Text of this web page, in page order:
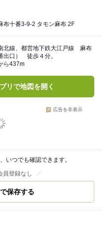
布十番3-9-2 タモン麻布 2F
北線、都営地下鉄大江戸線 麻布
出口） 徒歩４分。
ら437m
リで地図を開く
広告を非表示
いつでも確認できます。
員登録なし
保存する